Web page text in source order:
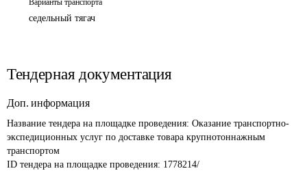
Варианты транспорта
седельный тягач
Тендерная документация
Доп. информация
Название тендера на площадке проведения: Оказание транспортно-
экспедиционных услуг по доставке товара крупнотоннажным
транспортом
ID тендера на площадке проведения: 1778214/